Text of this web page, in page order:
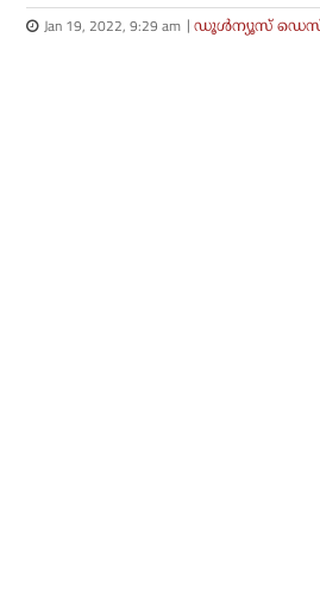
Jan 19, 2022, 9:29 am ഡൂള്‍ന്യൂസ്